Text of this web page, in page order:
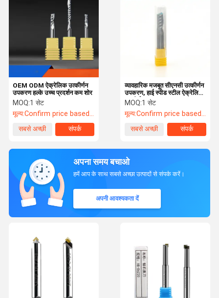
OEM ODM ऐक्रेलिक उत्कीर्णन
उपकरण हल्के उच्च प्रदर्शन कम शोर
MOQ:1 सेट
मूल्य:Confirm price based on product
सबसे अच्छी
संपर्क
व्यावहारिक मजबूत सीएनसी उत्कीर्णन
उपकरण, हाई स्पीड स्टील ऐक्रेलिक
उत्कीर्णन उपकरण
MOQ:1 सेट
मूल्य:Confirm price based on product
सबसे अच्छी
संपर्क
अपना समय बचाओ
हमें आप के साथ सबसे अच्छा उत्पादों से संपर्क करें।
अपनी आवश्यकता दें